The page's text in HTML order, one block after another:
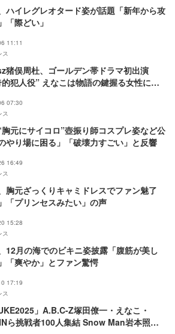
ハイレグレオタード姿が話題「新年から攻
「際どい」
11:11
ス
猪俣周杜、ゴールデン帯ドラマ初出演
犯人役” えなこは物語の鍵握る女性に
07:30
ス
胸元にサイコロ”壺振り師コスプレ姿など公
やり場に困る」「破壊力すごい」と反響
16:49
ス
胸元ざっくりキャミドレスでファン魅了
「プリンセスみたい」の声
15:28
ス
12月の海でのビキニ姿披露「腹筋が美し
「爽やか」とファン驚愕
17:19
ス
」A.B.C-Z塚田僚一・えなこ・
ら挑戦者100人集結 Snow Man岩本照は